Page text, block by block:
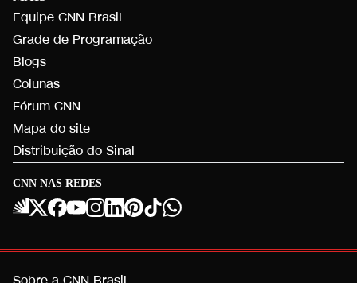
CNN NAS REDES
Equipe CNN Brasil
Grade de Programação
Blogs
Colunas
Fórum CNN
Mapa do site
Distribuição do Sinal